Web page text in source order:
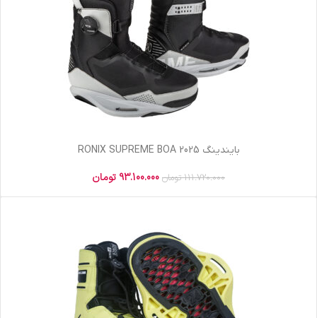
بایندینگ RONIX SUPREME BOA 2025
111.720.000 تومان 93.100.000 تومان